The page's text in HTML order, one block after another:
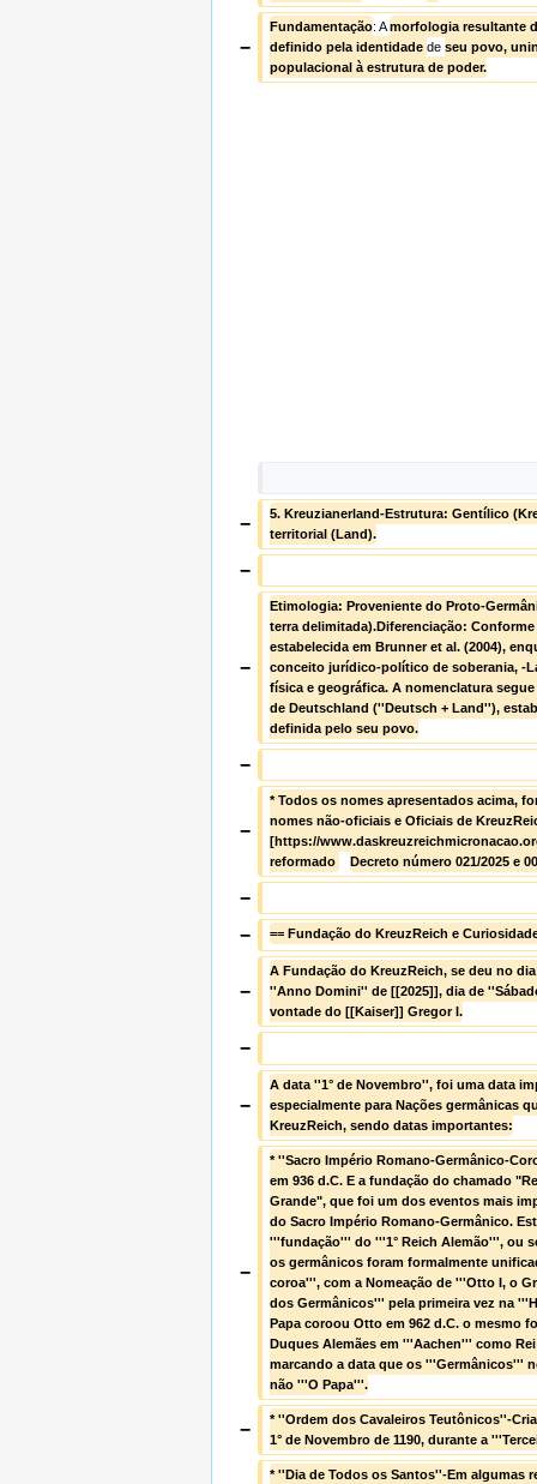
−
Fundamentação: A morfologia resultante
definido pela identidade de seu povo,
populacional à estrutura de poder.
−
5. Kreuzianerland-Estrutura: Gentílico
territorial (Land).
−
−
Etimologia: Proveniente do Proto-
terra delimitada).Diferenciação:
estabelecida em Brunner et al. (2004),
conceito jurídico-político de soberania, -
física e geográfica. A nomenclatura
de Deutschland (''Deutsch + Land''),
definida pelo seu povo.
−
−
* Todos os nomes apresentados acima,
nomes não-oficiais e Oficiais de
[https://
reformado
Decreto número 021/2025 e
−
−
== Fundação do KreuzReich e
−
A Fundação do KreuzReich, se deu no
''Anno Domini'' de [[2025]], dia de
vontade do [[Kaiser]] Gregor I.
−
−
A data ''1° de Novembro'', foi uma data
especialmente para Nações germânicas
KreuzReich, sendo datas importantes:
−
* ''Sacro Império Romano-Germânico-
em 936 d.C. E a fundação do chamado
Grande", que foi um dos eventos mais
do Sacro Império Romano-Germânico.
'''fundação''' do '''1° Reich Alemão''', ou
os germânicos foram formalmente
coroa''', com a Nomeação de '''Otto I, o
dos Germânicos''' pela primeira vez na
Papa coroou Otto em 962 d.C. o mesmo
Duques Alemães em '''Aachen''' como
marcando a data que os '''Germânicos'''
não '''O Papa'''.
−
* ''Ordem dos Cavaleiros Teutônicos''-
1° de Novembro de 1190, durante a
* ''Dia de Todos os Santos''-Em algumas